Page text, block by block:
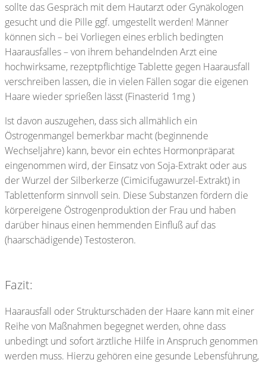
sollte das Gespräch mit dem Hautarzt oder Gynäkologen
gesucht und die Pille ggf. umgestellt werden! Männer
können sich – bei Vorliegen eines erblich bedingten
Haarausfalles – von ihrem behandelnden Arzt eine
hochwirksame, rezeptpflichtige Tablette gegen Haarausfall
verschreiben lassen, die in vielen Fällen sogar die eigenen
Haare wieder sprießen lässt (Finasterid 1mg )
Ist davon auszugehen, dass sich allmählich ein
Östrogenmangel bemerkbar macht (beginnende
Wechseljahre) kann, bevor ein echtes Hormonpräparat
eingenommen wird, der Einsatz von Soja-Extrakt oder aus
der Wurzel der Silberkerze (Cimicifugawurzel-Extrakt) in
Tablettenform sinnvoll sein. Diese Substanzen fördern die
körpereigene Östrogenproduktion der Frau und haben
darüber hinaus einen hemmenden Einfluß auf das
(haarschädigende) Testosteron.
Fazit:
Haarausfall oder Strukturschäden der Haare kann mit einer
Reihe von Maßnahmen begegnet werden, ohne dass
unbedingt und sofort ärztliche Hilfe in Anspruch genommen
werden muss. Hierzu gehören eine gesunde Lebensführung,